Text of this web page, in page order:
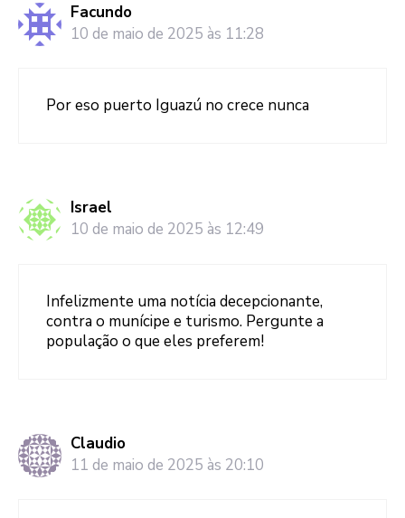
Facundo
10 de maio de 2025 às 11:28
Por eso puerto Iguazú no crece nunca
Israel
10 de maio de 2025 às 12:49
Infelizmente uma notícia decepcionante,
contra o munícipe e turismo. Pergunte a
população o que eles preferem!
Claudio
11 de maio de 2025 às 20:10